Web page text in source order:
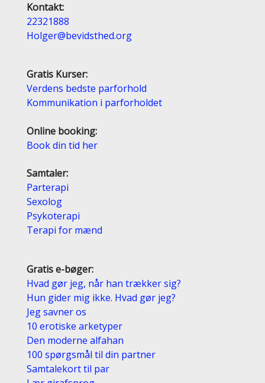
Kontakt:
22321888
Holger@bevidsthed.org
Gratis Kurser:
Verdens bedste parforhold
Kommunikation i parforholdet
Online booking:
Book din tid her
Samtaler:
Parterapi
Sexolog
Psykoterapi
Terapi for mænd
Gratis e-bøger:
Hvad gør jeg, når han trækker sig?
Hun gider mig ikke. Hvad gør jeg?
Jeg savner os
10 erotiske arketyper
Den moderne alfahan
100 spørgsmål til din partner
Samtalekort til par